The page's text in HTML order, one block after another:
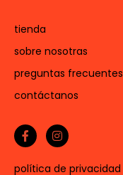
tienda
sobre nosotras
preguntas frecuentes
contáctanos
política de privacidad